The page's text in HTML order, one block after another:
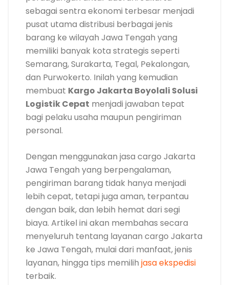
sebagai sentra ekonomi terbesar menjadi
pusat utama distribusi berbagai jenis
barang ke wilayah Jawa Tengah yang
memiliki banyak kota strategis seperti
Semarang, Surakarta, Tegal, Pekalongan,
dan Purwokerto. Inilah yang kemudian
membuat Kargo Jakarta Boyolali Solusi
Logistik Cepat menjadi jawaban tepat
bagi pelaku usaha maupun pengiriman
personal.
Dengan menggunakan jasa cargo Jakarta
Jawa Tengah yang berpengalaman,
pengiriman barang tidak hanya menjadi
lebih cepat, tetapi juga aman, terpantau
dengan baik, dan lebih hemat dari segi
biaya. Artikel ini akan membahas secara
menyeluruh tentang layanan cargo Jakarta
ke Jawa Tengah, mulai dari manfaat, jenis
layanan, hingga tips memilih jasa ekspedisi
terbaik.